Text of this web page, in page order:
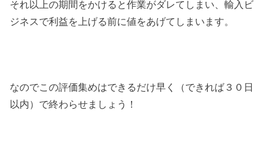
それ以上の期間をかけると作業がダレてしまい、輸入ビ
ジネスで利益を上げる前に値をあげてしまいます。
なのでこの評価集めはできるだけ早く（できれば３０日
以内）で終わらせましょう！